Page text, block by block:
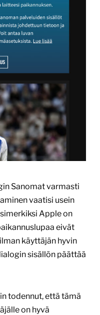
Sanomat varmasti
vaatisi usein
Apple on
eivät
käyttäjän hyvin
sisällön päättää
todennut, että tämä
on hyvä